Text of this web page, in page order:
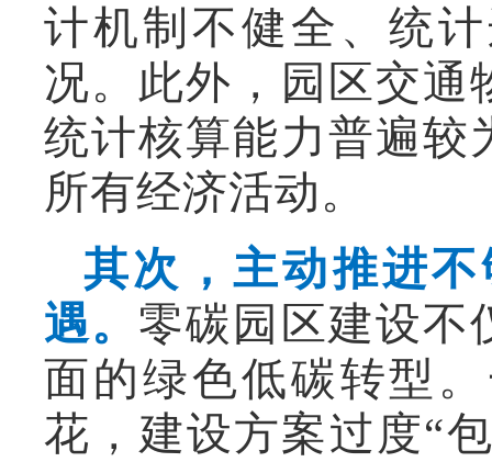
计机制不健全、统
况。此外，园区交通
统计核算能力普遍较
所有经济活动。
其次，主动推进
遇。 零碳园区建设不
面的绿色低碳转型
花，建设方案过度“